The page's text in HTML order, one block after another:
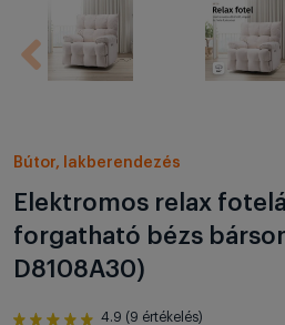
Bútor, lakberendezés
Elektromos relax
forgatható bézs
D8108A30)
4.9 (9 értékelés)